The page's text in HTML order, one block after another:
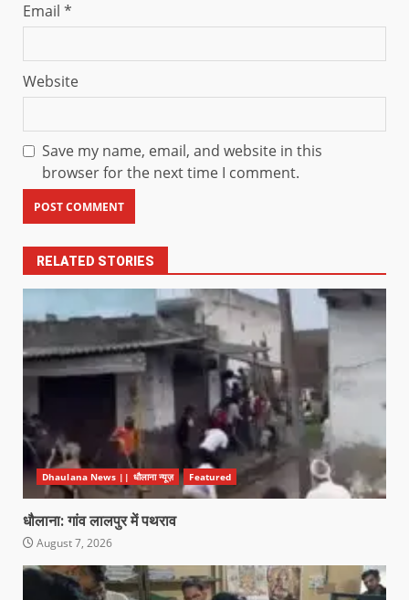
Email *
Website
Save my name, email, and website in this
browser for the next time I comment.
RELATED STORIES
Dhaulana News || धौलाना न्यूज़ Featured
धौलाना: गांव लालपुर में पथराव
August 7, 2026